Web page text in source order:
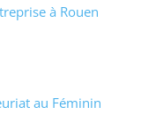
à Rouen
au Féminin